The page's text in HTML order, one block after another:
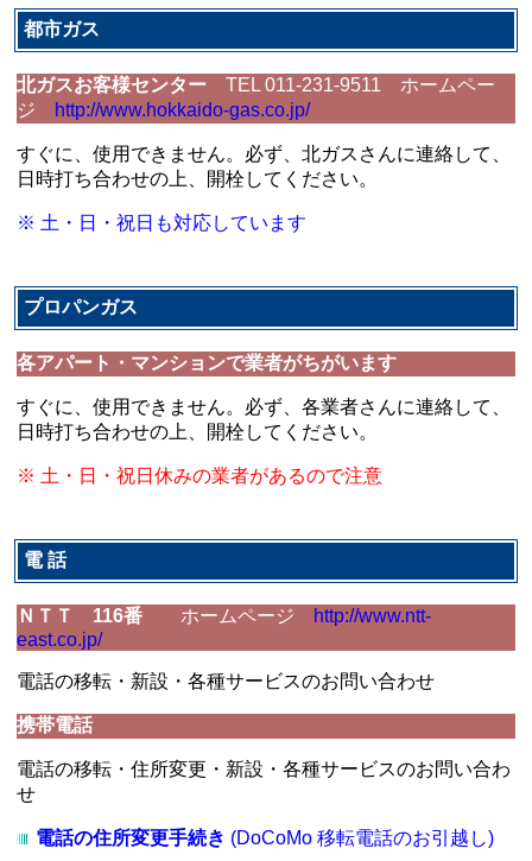
都市ガス
北ガスお客様センター TEL 011-231-9511 ホームペー
ジ
http://www.hokkaido-gas.co.jp/
すぐに、使用できません。必ず、北ガスさんに連絡して、
日時打ち合わせの上、開栓してください。
※ 土・日・祝日も対応しています
プロパンガス
各アパート・マンションで業者がちがいます
すぐに、使用できません。必ず、各業者さんに連絡して、
日時打ち合わせの上、開栓してください。
※ 土・日・祝日休みの業者があるので注意
電 話
ＮＴＴ 116番 ホームページ
http://www.ntt-
east.co.jp/
電話の移転・新設・各種サービスのお問い合わせ
携帯電話
電話の移転・住所変更・新設・各種サービスのお問い合わ
せ
電話の住所変更手続き (DoCoMo 移転電話のお引越し)